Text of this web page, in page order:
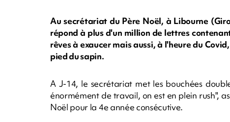
Au secrétariat du Père Noël, à Libourne
répond à plus d'un million de lettres
rêves à exaucer mais aussi, à l'heure du
pied du sapin.
A J-14, le secrétariat met les bouchées
énormément de travail, on est en plein rush",
Noël pour la 4e année consécutive.